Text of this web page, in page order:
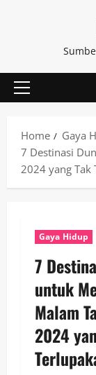
Primary
Home
Gaya
7 Destinasi
2024 yang Tak
Gaya Hidup
7
untuk
Malam
2024